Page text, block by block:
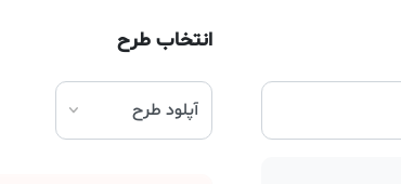
انتخاب طرح